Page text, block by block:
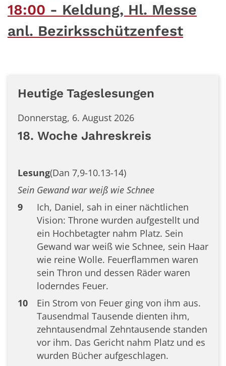
18:00
Keldung, Hl. Messe
anl. Bezirksschützenfest
Heutige Tageslesungen
Donnerstag, 6. August 2026
18. Woche Jahreskreis
Lesung(Dan 7,9-10.13-14)
Sein Gewand war weiß wie Schnee
9
Ich, Daniel, sah in einer nächtlichen
Vision: Throne wurden aufgestellt und
ein Hochbetagter nahm Platz. Sein
Gewand war weiß wie Schnee, sein Haar
wie reine Wolle. Feuerflammen waren
sein Thron und dessen Räder waren
loderndes Feuer.
10
Ein Strom von Feuer ging von ihm aus.
Tausendmal Tausende dienten ihm,
zehntausendmal Zehntausende standen
vor ihm. Das Gericht nahm Platz und es
wurden Bücher aufgeschlagen.